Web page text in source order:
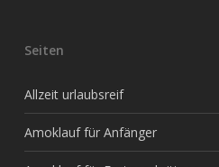
Seiten
Allzeit urlaubsreif
Amoklauf für Anfänger